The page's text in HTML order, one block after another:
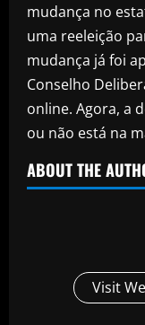
mudança no
uma reeleição
mudança já foi
Conselho
online. Agora, a
ou não está na
ABOUT THE
Visit